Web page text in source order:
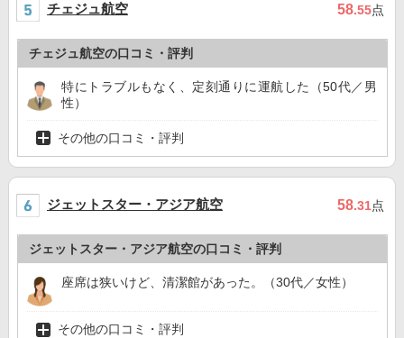
チェジュ航空 58.55点
チェジュ航空の口コミ・評判
特にトラブルもなく、定刻通りに運航した（50代／男
性）
その他の口コミ・評判
ジェットスター・アジア航空 58.31点
ジェットスター・アジア航空の口コミ・評判
座席は狭いけど、清潔館があった。（30代／女性）
その他の口コミ・評判